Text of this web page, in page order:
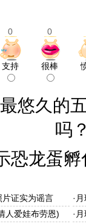
0 0
支持 很棒
悠久的
吗
恐龙蛋
片证实为谣言 ·
人爱娃布劳恩) ·